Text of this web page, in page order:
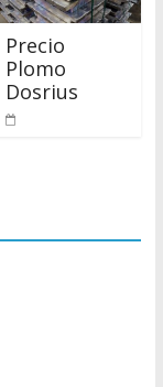
Precio
Plomo
Dosrius